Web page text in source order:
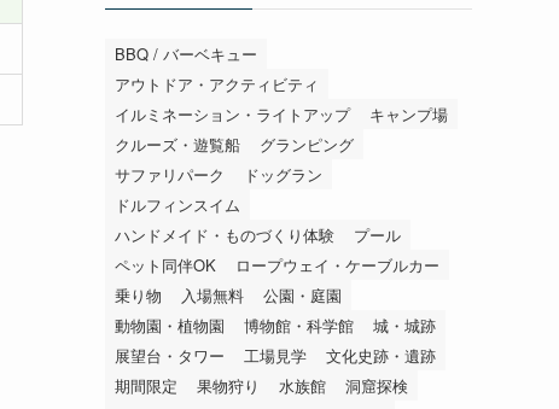
探
BBQ / バーベキュー
アウトドア・アクティビティ
イルミネーション・ライトアップ
キャンプ場
クルーズ・遊覧船
グランピング
サファリパーク
ドッグラン
ドルフィンスイム
ハンドメイド・ものづくり体験
プール
ペット同伴OK
ロープウェイ・ケーブルカー
乗り物
入場無料
公園・庭園
動物園・植物園
博物館・科学館
城・城跡
展望台・タワー
工場見学
文化史跡・遺跡
期間限定
果物狩り 水族館
洞窟探検